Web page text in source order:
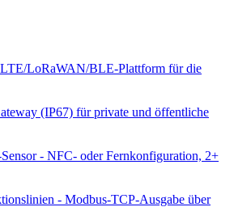
LTE/LoRaWAN/BLE-Plattform für die
(IP67) für private und öffentliche
- NFC- oder Fernkonfiguration, 2+
- Modbus-TCP-Ausgabe über